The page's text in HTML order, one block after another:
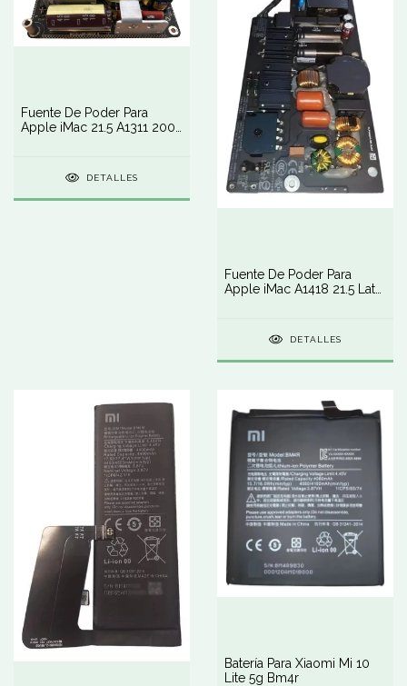
Fuente De Poder Para
Apple iMac 21.5 A1311 2009
DETALLES
Fuente De Poder Para
Apple iMac A1418 21.5 Late
DETALLES
Batería Para Xiaomi Mi 10
Lite 5g Bm4r